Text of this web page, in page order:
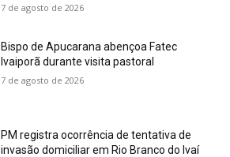
7 de agosto de 2026
Bispo de Apucarana abençoa Fatec
Ivaiporã durante visita pastoral
7 de agosto de 2026
PM registra ocorrência de tentativa de
invasão domiciliar em Rio Branco do Ivaí